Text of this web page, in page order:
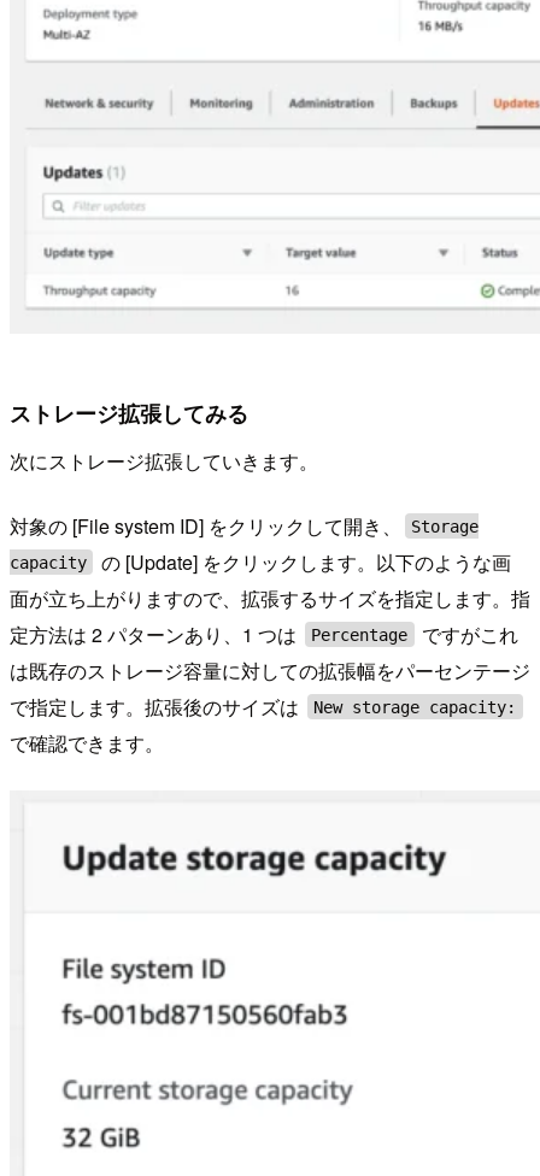
ストレージ拡張してみる
次にストレージ拡張していきます。
対象の [File system ID] をクリックして開き、
Storage
capacity
の [Update] をクリックします。以下のような画
面が立ち上がりますので、拡張するサイズを指定します。指
定方法は 2 パターンあり、1 つは
Percentage
ですがこれ
は既存のストレージ容量に対しての拡張幅をパーセンテージ
で指定します。拡張後のサイズは
New storage capacity:
で確認できます。